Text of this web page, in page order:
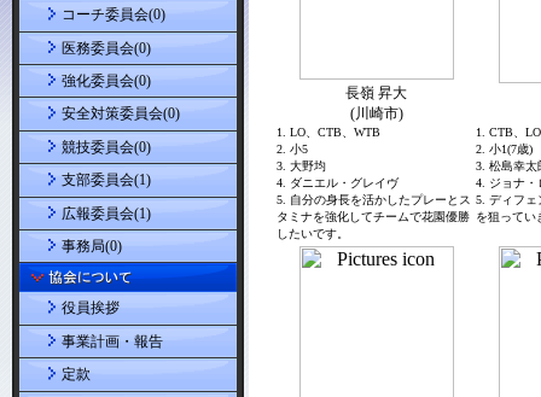
コーチ委員会(0)
医務委員会(0)
強化委員会(0)
安全対策委員会(0)
競技委員会(0)
支部委員会(1)
広報委員会(1)
事務局(0)
役員挨拶
事業計画・報告
定款